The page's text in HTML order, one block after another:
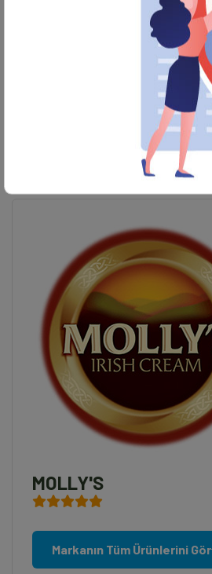
Markanın Tüm Ürünlerini Gör
MOLLY'S
Markanın Tüm Ürünlerini Gör